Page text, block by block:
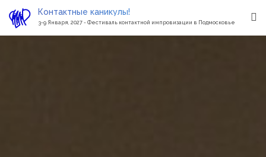
Контактные каникулы!
3-9 Января, 2027 - Фестиваль контактной импровизации в Подмосковье